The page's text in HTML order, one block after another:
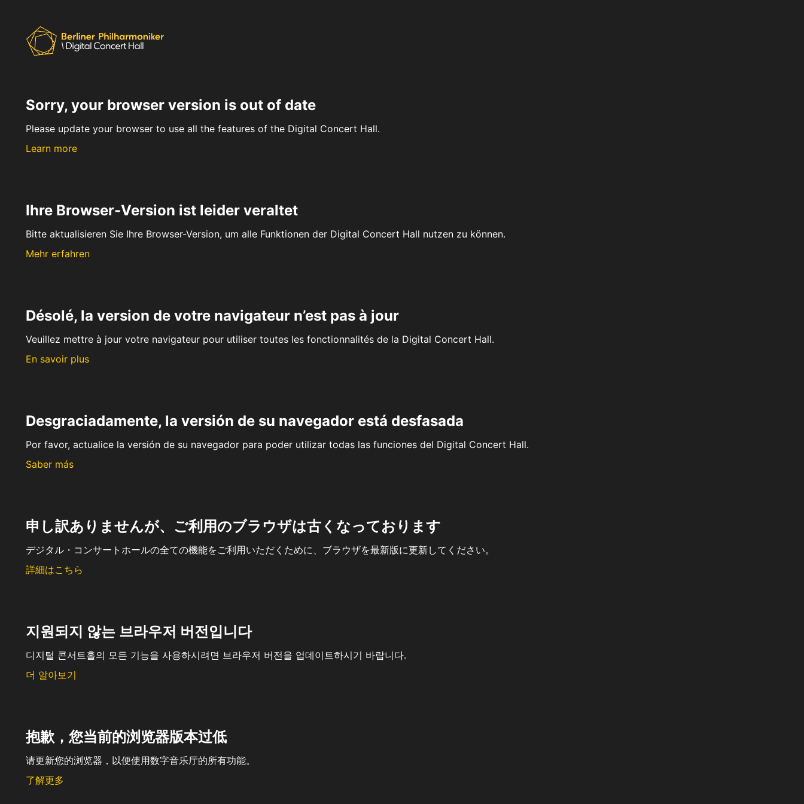
Sorry, your browser version is out of date
Please update your browser to use all the features of the Digital Concert Hall.
Learn more
Ihre Browser-Version ist leider veraltet
Bitte aktualisieren Sie Ihre Browser-Version, um alle Funktionen der Digital Concert Hall nutzen zu können.
Mehr erfahren
Désolé, la version de votre navigateur n’est pas à jour
Veuillez mettre à jour votre navigateur pour utiliser toutes les fonctionnalités de la Digital Concert Hall.
En savoir plus
Desgraciadamente, la versión de su navegador está desfasada
Por favor, actualice la versión de su navegador para poder utilizar todas las funciones del Digital Concert Hall.
Saber más
申し訳ありませんが、ご利用のブラウザは古くなっております
デジタル・コンサートホールの全ての機能をご利用いただくために、ブラウザを最新版に更新してください。
詳細はこちら
지원되지 않는 브라우저 버전입니다
디지털 콘서트홀의 모든 기능을 사용하시려면 브라우저 버전을 업데이트하시기 바랍니다.
더 알아보기
抱歉，您当前的浏览器版本过低
请更新您的浏览器，以便使用数字音乐厅的所有功能。
了解更多